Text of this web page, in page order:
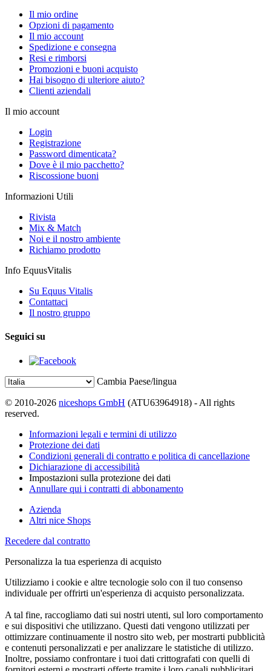
Il mio ordine
Opzioni di pagamento
Il mio account
Spedizione e consegna
Resi e rimborsi
Promozioni e buoni acquisto
Hai bisogno di ulteriore aiuto?
Clienti aziendali
Il mio account
Login
Registrazione
Password dimenticata?
Dove è il mio pacchetto?
Riscossione buoni
Informazioni Utili
Rivista
Mix & Match
Noi e il nostro ambiente
Richiamo prodotto
Info EquusVitalis
Su Equus Vitalis
Contattaci
Il nostro gruppo
Seguici su
Cambia Paese/lingua
© 2010-2026 niceshops GmbH (ATU63964918) - All rights
reserved.
Informazioni legali e termini di utilizzo
Protezione dei dati
Condizioni generali di contratto e politica di cancellazione
Dichiarazione di accessibilità
Impostazioni sulla protezione dei dati
Annullare qui i contratti di abbonamento
Azienda
Altri nice Shops
Recedere dal contratto
Personalizza la tua esperienza di acquisto
Utilizziamo i cookie e altre tecnologie solo con il tuo consenso
individuale per offrirti un'esperienza di acquisto personalizzata.
A tal fine, raccogliamo dati sui nostri utenti, sul loro comportamento
e sui dispositivi che utilizzano. Questi dati vengono utilizzati per
ottimizzare continuamente il nostro sito web, per mostrarti pubblicità
e contenuti personalizzati e per analizzare le statistiche di utilizzo.
Inoltre, possiamo confrontare i tuoi dati crittografati con quelli di